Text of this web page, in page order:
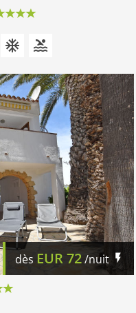
dès EUR72/nuit